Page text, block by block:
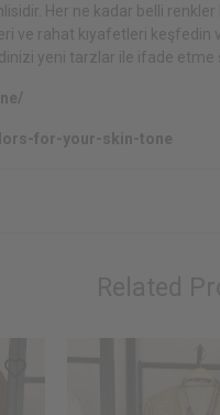
Her ne kadar belli
ve rahat kıyafetleri keşfedin
yeni tarzlar ile ifade etme
for-your-skin-tone